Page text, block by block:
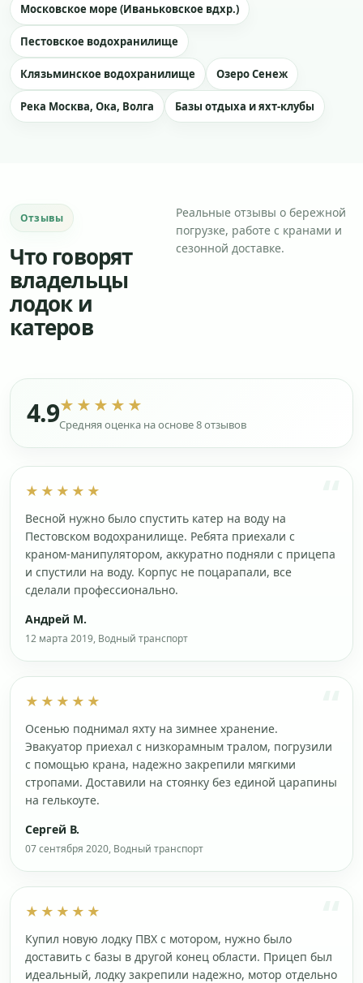
Московское море (Иваньковское вдхр.)
Пестовское водохранилище
Клязьминское водохранилище Озеро Сенеж
Река Москва, Ока, Волга Базы отдыха и яхт-клубы
Отзывы
Что говорят
владельцы
лодок и
катеров
Реальные отзывы о бережной
погрузке, работе с кранами и
сезонной доставке.
4.9★★★★★
Средняя оценка на основе 8 отзывов
★★★★★
Весной нужно было спустить катер на воду на
Пестовском водохранилище. Ребята приехали с
краном-манипулятором, аккуратно подняли с прицепа
и спустили на воду. Корпус не поцарапали, все
сделали профессионально.
Андрей М.
12 марта 2019, Водный транспорт
★★★★★
Осенью поднимал яхту на зимнее хранение.
Эвакуатор приехал с низкорамным тралом, погрузили
с помощью крана, надежно закрепили мягкими
стропами. Доставили на стоянку без единой царапины
на гелькоуте.
Сергей В.
07 сентября 2020, Водный транспорт
★★★★★
Купил новую лодку ПВХ с мотором, нужно было
доставить с базы в другой конец области. Прицеп был
идеальный, лодку закрепили надежно, мотор отдельно